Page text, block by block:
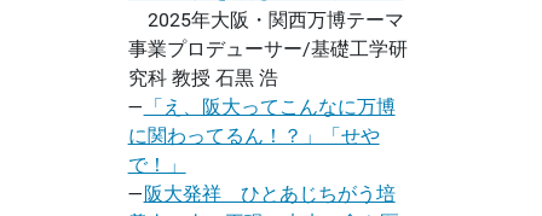
2025年大阪・関西万博テーマ
事業プロデューサー/基礎工学研
究科 教授 石黒 浩
― 「え、阪大ってこんなに万博
に関わってるん！？」「せや
で！」
―阪大発祥 ひとあじちがう培